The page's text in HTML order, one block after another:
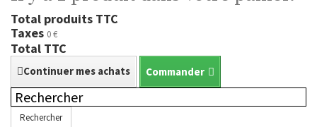
Total produits TTC
Taxes 0 €
Total TTC
Continuer mes achats Commander
Rechercher